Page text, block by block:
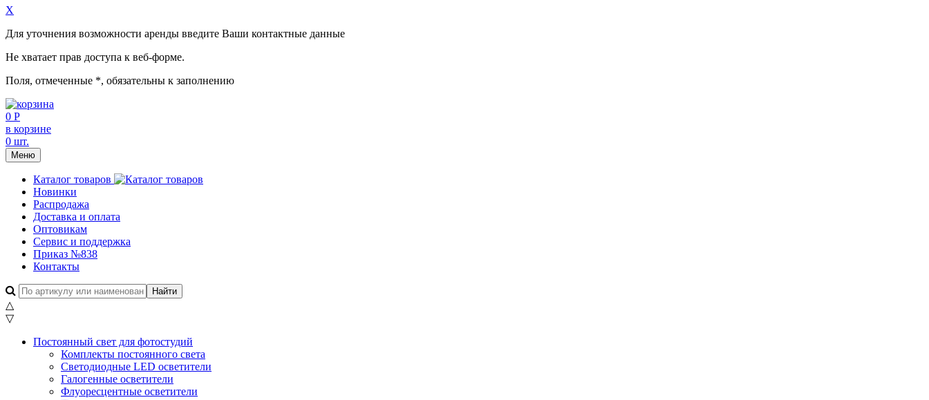
X
Для уточнения возможности аренды введите Ваши контактные данные
Не хватает прав доступа к веб-форме.
Поля, отмеченные *, обязательны к заполнению
0 Р
в корзине
0 шт.
Меню
Каталог товаров
Новинки
Распродажа
Доставка и оплата
Оптовикам
Сервис и поддержка
Приказ №838
Контакты
△
▽
Постоянный свет для фотостудий
Комплекты постоянного света
Светодиодные LED осветители
Галогенные осветители
Флуоресцентные осветители